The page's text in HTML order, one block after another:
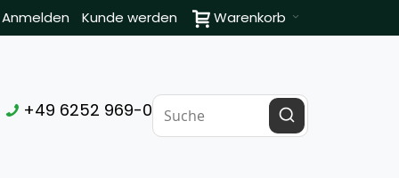
Warenkorb
Kunde werden
Anmelden
+49 6252 969-0